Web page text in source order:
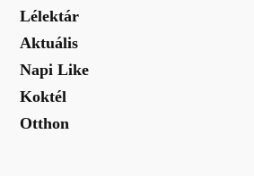
Lélektár
Aktuális
Napi Like
Koktél
Otthon